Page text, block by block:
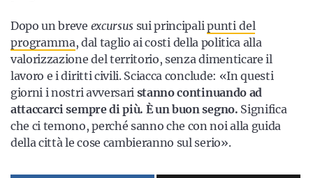
Dopo un breve excursussui principali punti del
programma, dal taglio ai costi della politica alla
valorizzazione del territorio, senza dimenticare il
lavoro e i diritti civili. Sciacca conclude: «In questi
giorni i nostri avversari stanno continuando ad
attaccarci sempre di più. È un buon segno. Significa
che ci temono, perché sanno che con noi alla guida
della città le cose cambieranno sul serio».